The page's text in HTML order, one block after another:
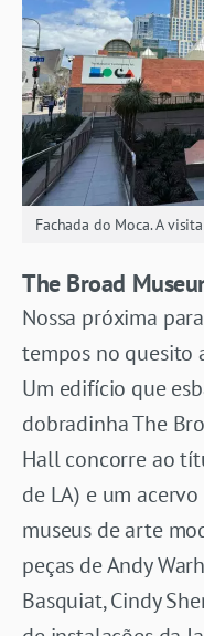
Fachada do Moca. A
The Broad
Nossa próxima
tempos no quesito
Um edifício que
dobradinha The
Hall concorre ao
de LA) e um
museus de arte
peças de Andy
Basquiat, Cindy